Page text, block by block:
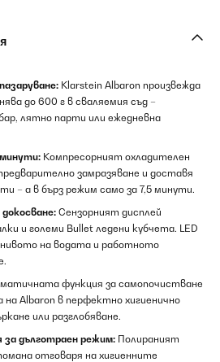
Klarstein Albaron произвежда
до 600 г в сваляемия съд –
лятно парти или ежедневна
Компресорният охладителен
замразяване и доставя
– а в бърз режим само за 7,5 минути.
Сензорният дисплей
и големи Bullet ледени кубчета. LED
на водата и работното
функция за самопочистване
Albaron в перфектно хигиенично
или разглобяване.
за дълготраен режим: Полираният
отговаря на хигиенните